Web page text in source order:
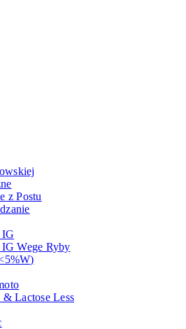
z Postu
Wege Ryby
& Lactose Less